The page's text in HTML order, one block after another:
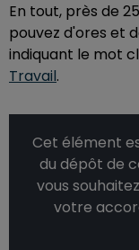
En tout, près de
pouvez d'ores et
indiquant le mot
Travail.
Cet élément
du dépôt de
vous
votre